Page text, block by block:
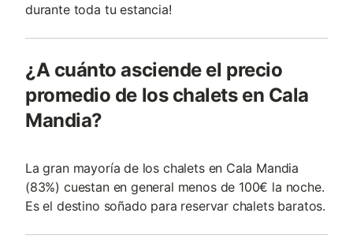
durante toda tu estancia!
¿A cuánto asciende el precio
promedio de los chalets en Cala
Mandia?
La gran mayoría de los chalets en Cala Mandia
(83%) cuestan en general menos de 100€ la noche.
Es el destino soñado para reservar chalets baratos.